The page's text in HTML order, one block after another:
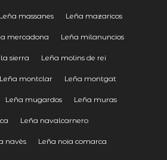
Leña massanes Leña mazaricos
mercadona Leña milanuncios
sierra Leña molins de rei
Leña montclar Leña montgat
Leña mugardos Leña muras
Leña navalcarnero
navès Leña noia comarca